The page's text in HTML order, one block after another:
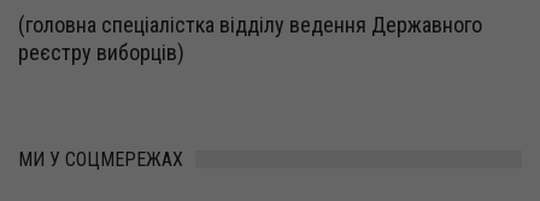
(головна спеціалістка відділу ведення Державного
реєстру виборців)
МИ У СОЦМЕРЕЖАХ